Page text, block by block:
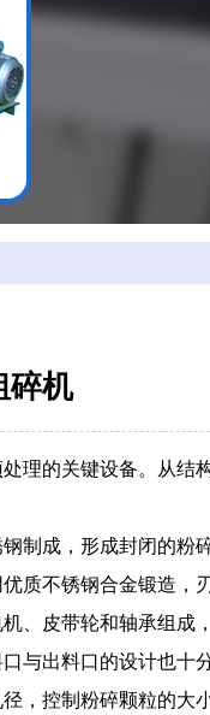
碎机
理的关键设备。从结
制成，形成封闭的粉
质不锈钢合金锻造，
、皮带轮和轴承组成
与出料口的设计也十
，控制粉碎颗粒的大小